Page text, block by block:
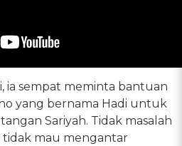
ia sempat meminta bantuan
yang bernama Hadi untuk
Sariyah. Tidak masalah
tidak mau mengantar